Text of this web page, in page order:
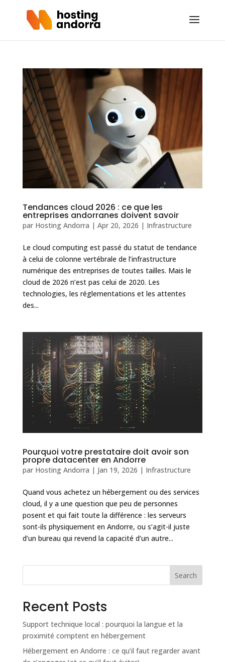
Tendances cloud 2026 : ce que les
entreprises andorranes doivent savoir
par Hosting Andorra | Apr 20, 2026 | Infrastructure
Le cloud computing est passé du statut de tendance
à celui de colonne vertébrale de l’infrastructure
numérique des entreprises de toutes tailles. Mais le
cloud de 2026 n’est pas celui de 2020. Les
technologies, les réglementations et les attentes
des...
Pourquoi votre prestataire doit avoir son
propre datacenter en Andorre
par Hosting Andorra | Jan 19, 2026 | Infrastructure
Quand vous achetez un hébergement ou des services
cloud, il y a une question que peu de personnes
posent et qui fait toute la différence : les serveurs
sont-ils physiquement en Andorre, ou s’agit-il juste
d’un bureau qui revend la capacité d’un autre...
Search
Recent Posts
Support technique local : pourquoi la langue et la
proximité comptent en hébergement
Hébergement en Andorre : ce qu’il faut regarder avant